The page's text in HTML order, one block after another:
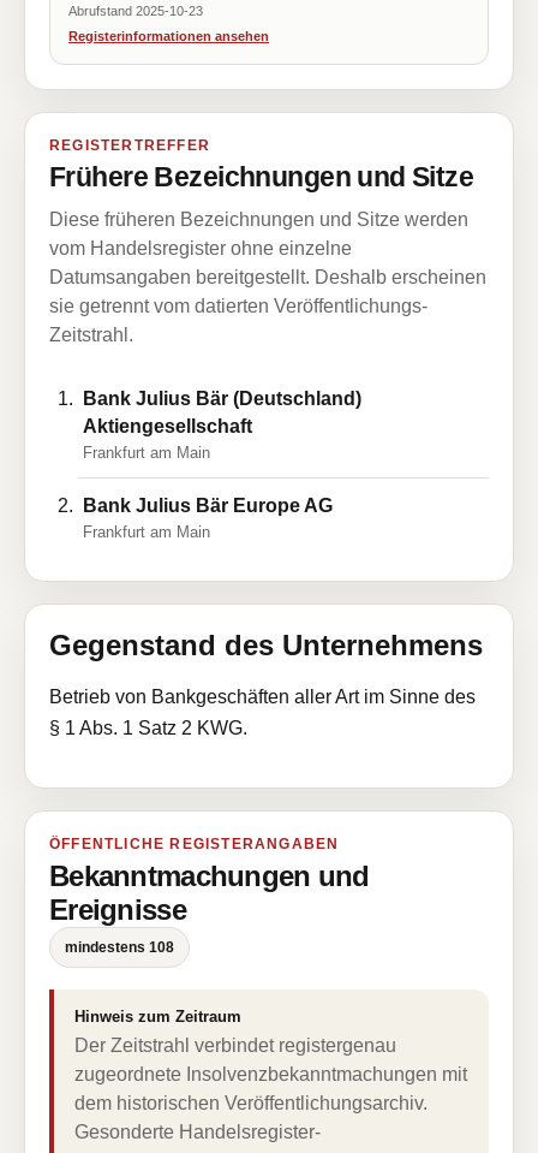
Abrufstand 2025-10-23
Registerinformationen ansehen
REGISTERTREFFER
Frühere Bezeichnungen und Sitze
Diese früheren Bezeichnungen und Sitze werden
vom Handelsregister ohne einzelne
Datumsangaben bereitgestellt. Deshalb erscheinen
sie getrennt vom datierten Veröffentlichungs-
Zeitstrahl.
Bank Julius Bär (Deutschland)
Aktiengesellschaft
Frankfurt am Main
Bank Julius Bär Europe AG
Frankfurt am Main
Gegenstand des Unternehmens
Betrieb von Bankgeschäften aller Art im Sinne des
§ 1 Abs. 1 Satz 2 KWG.
ÖFFENTLICHE REGISTERANGABEN
Bekanntmachungen und
Ereignisse
mindestens 108
Hinweis zum Zeitraum
Der Zeitstrahl verbindet registergenau
zugeordnete Insolvenzbekanntmachungen mit
dem historischen Veröffentlichungsarchiv.
Gesonderte Handelsregister-